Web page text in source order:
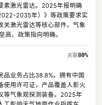
素激光雷达。2025年报明确
2035年）》等政策要求实
关激光雷达等核心部件。气象
高、政策指向明确。
80%
品业务占比38.8%。拥有中国
使用许可证，产品覆盖人影火
等气象观探测装备。2025年